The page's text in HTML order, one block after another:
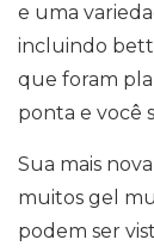
e uma
incluindo
que foram
ponta e você
Sua mais
muitos gel
podem ser